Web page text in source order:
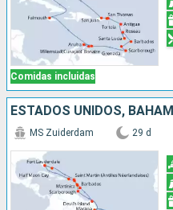
Comidas incluidas
MS Zuiderdam 29 d